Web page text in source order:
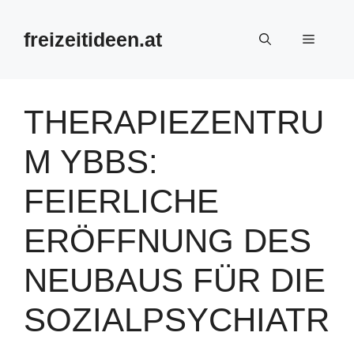
Inhalt
springenfreizeitideen.at Menü
THERAPIEZENTRU
M YBBS:
FEIERLICHE
ERÖFFNUNG DES
NEUBAUS FÜR DIE
SOZIALPSYCHIATR